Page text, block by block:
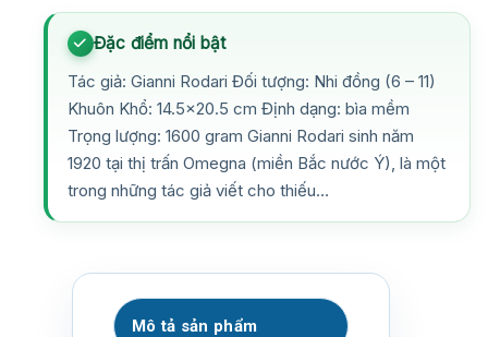
Đặc điểm nổi bật
Tác giả: Gianni Rodari Đối tượng: Nhi đồng (6 – 11)
Khuôn Khổ: 14.5×20.5 cm Định dạng: bìa mềm
Trọng lượng: 1600 gram Gianni Rodari sinh năm
1920 tại thị trấn Omegna (miền Bắc nước Ý), là một
trong những tác giả viết cho thiếu…
Mô tả sản phẩm